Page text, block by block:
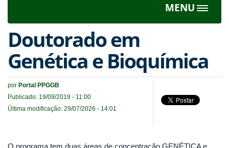
MENU
Toggle
Doutorado em
Genética e Bioquímica
por Portal PPGGB
Publicado: 19/09/2019 - 11:00
Última modificação: 29/07/2026 - 14:01
O programa tem duas áreas de concentração GENÉTICA e